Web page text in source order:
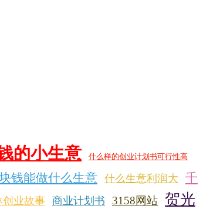
的小生意 什么样的创业计划书可行性高
钱能做什么生意 什么生意利润大
千
创业故事 商业计划书 3158网站 贺光